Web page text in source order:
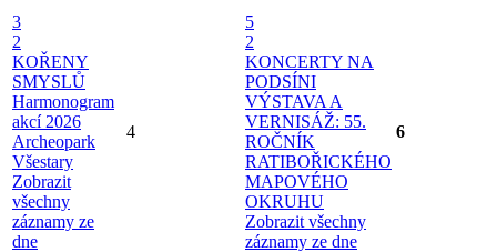
3
2
KOŘENY
SMYSLŮ
Harmonogram
akcí 2026
Archeopark
Všestary
Zobrazit
všechny
záznamy ze
dne
4
5
2
KONCERTY NA
PODSÍNI
VÝSTAVA A
VERNISÁŽ: 55.
ROČNÍK
RATIBOŘICKÉHO
MAPOVÉHO
OKRUHU
Zobrazit všechny
záznamy ze dne
6